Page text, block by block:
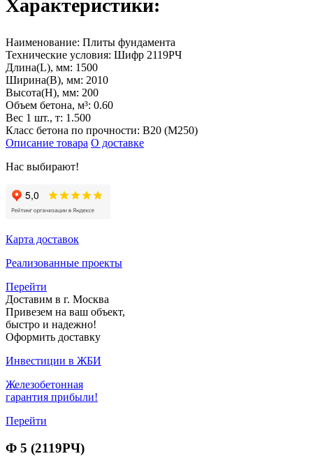
Характеристики:
Наименование: Плиты фундамента
Технические условия: Шифр 2119РЧ
Длина(L), мм: 1500
Ширина(B), мм: 2010
Высота(H), мм: 200
Объем бетона, м³: 0.60
Вес 1 шт., т: 1.500
Класс бетона по прочности: B20 (M250)
Описание товара О доставке
Нас выбирают!
Карта доставок
Реализованные проекты
Перейти
Доставим в г. Москва
Привезем на ваш объект,
быстро и надежно!
Оформить доставку
Инвестиции в ЖБИ
Железобетонная
гарантия прибыли!
Перейти
Ф 5 (2119РЧ)